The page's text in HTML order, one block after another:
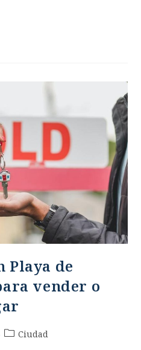
de
vender o
Ciudad